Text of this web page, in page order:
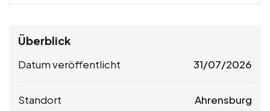
Überblick
Datum veröffentlicht 31/07/2026
Standort Ahrensburg